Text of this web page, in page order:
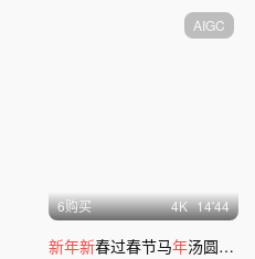
AIGC
6购买 4K 14'44
新年新春过春节马年汤圆团圆